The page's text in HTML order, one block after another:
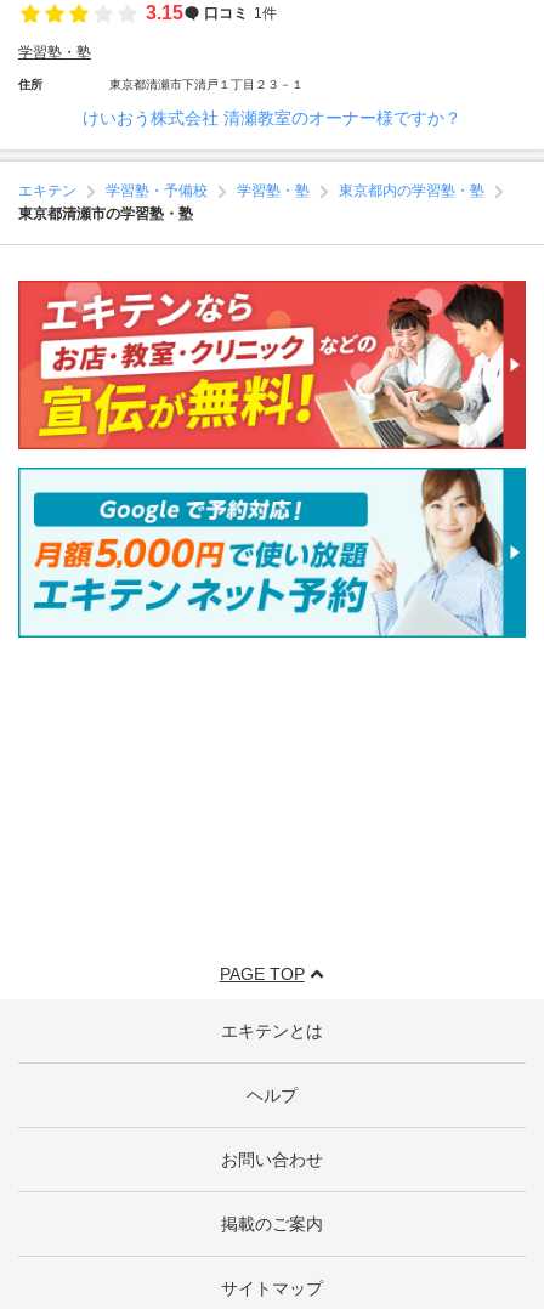
3.15
口コミ 1件
学習塾・塾
住所 東京都清瀬市下清戸１丁目２３－１
けいおう株式会社 清瀬教室のオーナー様ですか？
エキテン 学習塾・予備校 学習塾・塾
東京都内の学習塾・塾
東京都清瀬市の学習塾・塾
PAGE TOP
エキテンとは
ヘルプ
お問い合わせ
掲載のご案内
サイトマップ